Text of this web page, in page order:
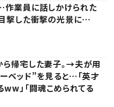
業員に話しかけられた
撃した衝撃の光景に…
ら帰宅した妻子。→夫が用
ベッド”を見ると…「英才
」「闘魂こめられてる